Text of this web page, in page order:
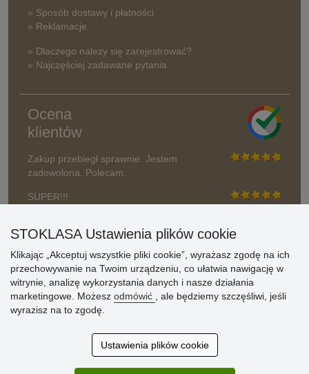
» Sposób dostawy i płatności
» Reklamacje
» Dlaczego należy się zarejestrować?
» Najczęściej zadawane pytania
Ocena
klientów
Zakup przebiegł sprawnie. Jestem
zadowolona. Polecam.
SUPER!!!
Aktualnie 1804 recenzji
* Nie weryfikujemy opinii
STOKLASA Ustawienia plików cookie
Klikając „Akceptuj wszystkie pliki cookie”, wyrażasz zgodę na ich
przechowywanie na Twoim urządzeniu, co ułatwia nawigację w
witrynie, analizę wykorzystania danych i nasze działania
marketingowe. Możesz odmówić
, ale będziemy szczęśliwi, jeśli
wyrazisz na to zgodę.
Ustawienia plików cookie